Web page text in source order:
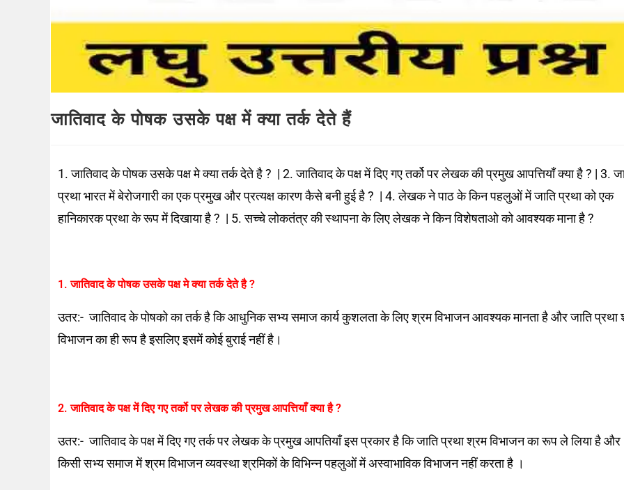
जातिवाद के पोषक उसके पक्ष में क्या तर्क देते हैं
1. जातिवाद के पोषक उसके पक्ष मे क्या तर्क देते है ? | 2. जातिवाद के पक्ष में दिए गए तर्को पर लेखक की प्रमुख आपत्तियाँ क्या है ? | 3.
प्रथा भारत में बेरोजगारी का एक प्रमुख और प्रत्यक्ष कारण कैसे बनी हुई है ? | 4. लेखक ने पाठ के किन पहलुओं में जाति प्रथा को एक
हानिकारक प्रथा के रूप में दिखाया है ? | 5. सच्चे लोकतंत्र की स्थापना के लिए लेखक ने किन विशेषताओ को आवश्यक माना है ?
1. जातिवाद के पोषक उसके पक्ष मे क्या तर्क देते है ?
उतर:- जातिवाद के पोषको का तर्क है कि आधुनिक सभ्य समाज कार्य कुशलता के लिए श्रम विभाजन आवश्यक मानता है और जाति प्रथा
विभाजन का ही रूप है इसलिए इसमें कोई बुराई नहीं है।
2. जातिवाद के पक्ष में दिए गए तर्को पर लेखक की प्रमुख आपत्तियाँ क्या है ?
उतर:- जातिवाद के पक्ष में दिए गए तर्क पर लेखक के प्रमुख आपतियाँ इस प्रकार है कि जाति प्रथा श्रम विभाजन का रूप ले लिया है और
किसी सभ्य समाज में श्रम विभाजन व्यवस्था श्रमिकों के विभिन्न पहलुओं में अस्वाभाविक विभाजन नहीं करता है ।